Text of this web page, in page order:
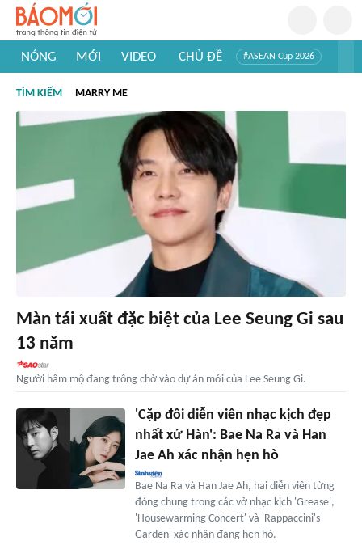
NÓNG MỚI VIDEO CHỦ ĐỀ #ASEAN Cup 2026
#Khám phá thế giới
TÌM KIẾM MARRY ME
Màn tái xuất đặc biệt của Lee Seung Gi sau
13 năm
Người hâm mộ đang trông chờ vào dự án mới của Lee Seung Gi.
'Cặp đôi diễn viên nhạc kịch đẹp
nhất xứ Hàn': Bae Na Ra và Han
Jae Ah xác nhận hẹn hò
Bae Na Ra và Han Jae Ah, hai diễn viên từng
đóng chung trong các vở nhạc kịch 'Grease',
'Housewarming Concert' và 'Rappaccini's
Garden' xác nhận đang hẹn hò.